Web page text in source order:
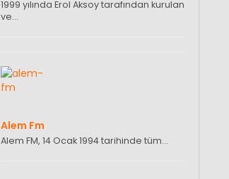
1999 yılında Erol Aksoy tarafından kurulan
ve…
Alem Fm
Alem FM, 14 Ocak 1994 tarihinde tüm…